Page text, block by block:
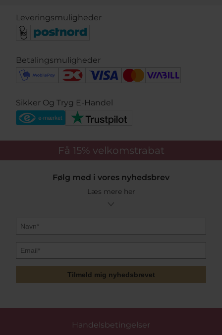
Leveringsmuligheder
Betalingsmuligheder
Sikker Og Tryg E-Handel
Få 15% velkomstrabat
Følg med i vores nyhedsbrev
Læs mere her
Tilmeld mig nyhedsbrevet
Handelsbetingelser